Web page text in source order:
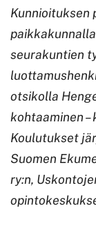
Kunnioituksen
seurakuntien
otsikolla
kohtaaminen
Koulutukset
Suomen
ry:n,